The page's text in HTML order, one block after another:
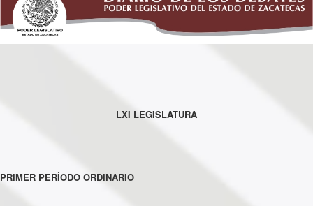
LXI LEGISLATURA
PRIMER PERÍODO ORDINARIO